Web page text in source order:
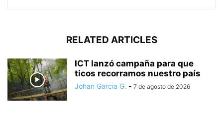
RELATED ARTICLES
ICT lanzó campaña para que
ticos recorramos nuestro país
Johan Garcia G. - 7 de agosto de 2026